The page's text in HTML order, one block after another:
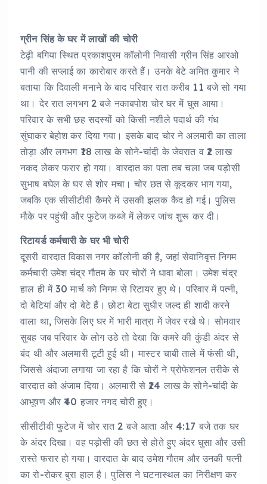
ग्रीन सिंह के घर में लाखों की चोरी
टेढ़ी बगिया स्थित प्रकाशपुरम कॉलोनी निवासी ग्रीन सिंह आरओ
पानी की सप्लाई का कारोबार करते हैं। उनके बेटे अमित कुमार ने
बताया कि दिवाली मनाने के बाद परिवार रात करीब 11 बजे सो गया
था। देर रात लगभग 2 बजे नकाबपोश चोर घर में घुस आया।
परिवार के सभी छह सदस्यों को किसी नशीले पदार्थ की गंध
सुंघाकर बेहोश कर दिया गया। इसके बाद चोर ने अलमारी का ताला
तोड़ा और लगभग ₹18 लाख के सोने-चांदी के जेवरात व ₹2 लाख
नकद लेकर फरार हो गया। वारदात का पता तब चला जब पड़ोसी
सुभाष बघेल के घर से शोर मचा। चोर छत से कूदकर भाग गया,
जबकि एक सीसीटीवी कैमरे में उसकी झलक कैद हो गई। पुलिस
मौके पर पहुंची और फुटेज कब्जे में लेकर जांच शुरू कर दी।
रिटायर्ड कर्मचारी के घर भी चोरी
दूसरी वारदात विकास नगर कॉलोनी की है, जहां सेवानिवृत्त निगम
कर्मचारी उमेश चंद्र गौतम के घर चोरों ने धावा बोला। उमेश चंद्र
हाल ही में 30 मार्च को निगम से रिटायर हुए थे। परिवार में पत्नी,
दो बेटियां और दो बेटे हैं। छोटा बेटा सुधीर जल्द ही शादी करने
वाला था, जिसके लिए घर में भारी मात्रा में जेवर रखे थे। सोमवार
सुबह जब परिवार के लोग उठे तो देखा कि कमरे की कुंडी अंदर से
बंद थी और अलमारी टूटी हुई थी। मास्टर चाबी ताले में फंसी थी,
जिससे अंदाजा लगाया जा रहा है कि चोरों ने प्रोफेशनल तरीके से
वारदात को अंजाम दिया। अलमारी से ₹24 लाख के सोने-चांदी के
आभूषण और ₹40 हजार नगद चोरी हुए।
सीसीटीवी फुटेज में चोर रात 2 बजे आता और 4:17 बजे तक घर
के अंदर दिखा। वह पड़ोसी की छत से होते हुए अंदर घुसा और उसी
रास्ते फरार हो गया। वारदात के बाद उमेश गौतम और उनकी पत्नी
का रो-रोकर बुरा हाल है। पुलिस ने घटनास्थल का निरीक्षण कर